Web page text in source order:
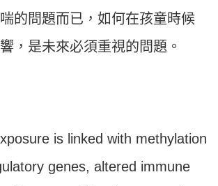
的問題而已，如何在孩童時候
，是未來必須重視的問題。
is linked with methylation
genes, altered immune